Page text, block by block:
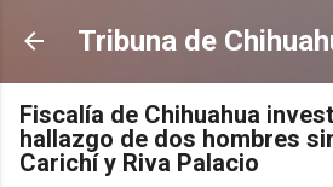
Ir al contenido
Tribuna de
Fiscalía de Chihuahua
hallazgo de dos hombres
Carichí y Riva Palacio